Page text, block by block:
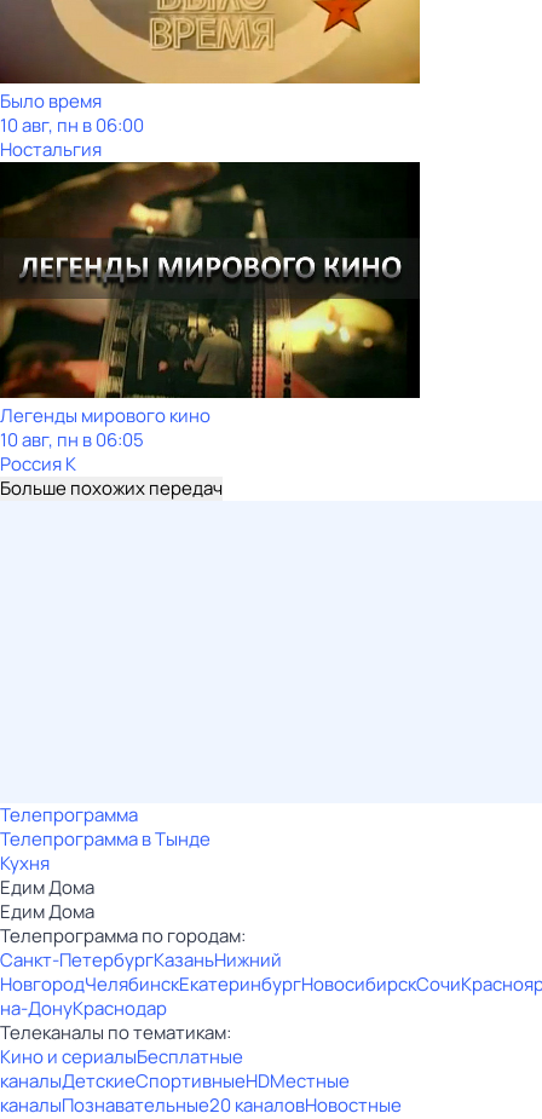
Было время
10 авг, пн в 06:00
Ностальгия
Легенды мирового кино
10 авг, пн в 06:05
Россия К
Больше похожих передач
Телепрограмма
Телепрограмма в Тынде
Кухня
Едим Дома
Едим Дома
Телепрограмма по городам:
Санкт-ПетербургКазаньНижний
НовгородЧелябинскЕкатеринбургНовосибирскСочи
на-ДонуКраснодар
Телеканалы по тематикам:
Кино и сериалыБесплатные
каналыДетскиеСпортивныеHDМестные
каналыПознавательные20 каналовНовостные